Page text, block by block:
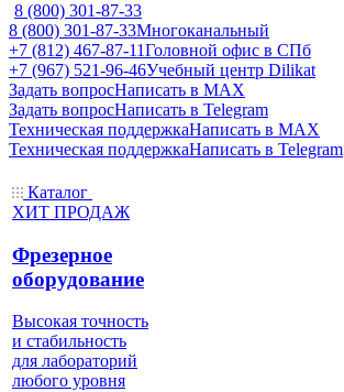
8 (800) 301-87-33
8 (800) 301-87-33Многоканальный
+7 (812) 467-87-11Головной офис в СПб
+7 (967) 521-96-46Учебный центр Dilikat
Задать вопросНаписать в MAX
Задать вопросНаписать в Telegram
Техническая поддержкаНаписать в MAX
Техническая поддержкаНаписать в Telegram
Каталог
ХИТ ПРОДАЖ
Фрезерное
оборудование
Высокая точность
и стабильность
для лабораторий
любого уровня